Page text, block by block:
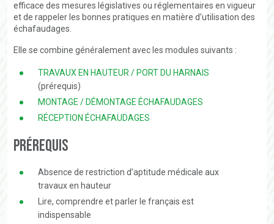
efficace des mesures législatives ou réglementaires en vigueur
et de rappeler les bonnes pratiques en matière d’utilisation des
échafaudages.
Elle se combine généralement avec les modules suivants :
TRAVAUX EN HAUTEUR / PORT DU HARNAIS
(prérequis)
MONTAGE / DÉMONTAGE ÉCHAFAUDAGES
RÉCEPTION ÉCHAFAUDAGES
Prérequis
Absence de restriction d’aptitude médicale aux
travaux en hauteur
Lire, comprendre et parler le français est
indispensable